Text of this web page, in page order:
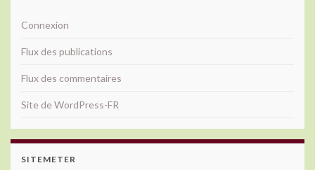
Connexion
Flux des publications
Flux des commentaires
Site de WordPress-FR
SITEMETER